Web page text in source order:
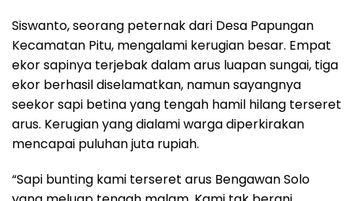
Siswanto, seorang peternak dari Desa Papungan
Kecamatan Pitu, mengalami kerugian besar. Empat
ekor sapinya terjebak dalam arus luapan sungai, tiga
ekor berhasil diselamatkan, namun sayangnya
seekor sapi betina yang tengah hamil hilang terseret
arus. Kerugian yang dialami warga diperkirakan
mencapai puluhan juta rupiah.
“Sapi bunting kami terseret arus Bengawan Solo